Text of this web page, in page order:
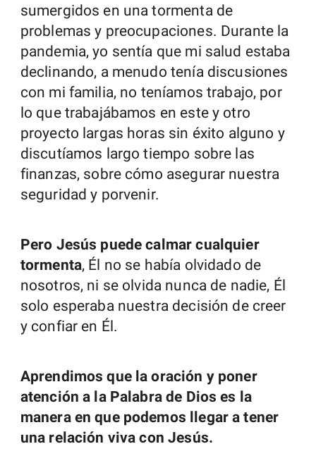
sumergidos en una tormenta de
problemas y preocupaciones. Durante la
pandemia, yo sentía que mi salud estaba
declinando, a menudo tenía discusiones
con mi familia, no teníamos trabajo, por
lo que trabajábamos en este y otro
proyecto largas horas sin éxito alguno y
discutíamos largo tiempo sobre las
finanzas, sobre cómo asegurar nuestra
seguridad y porvenir.
Pero Jesús puede calmar cualquier
tormenta, Él no se había olvidado de
nosotros, ni se olvida nunca de nadie, Él
solo esperaba nuestra decisión de creer
y confiar en Él.
Aprendimos que la oración y poner
atención a la Palabra de Dios es la
manera en que podemos llegar a tener
una relación viva con Jesús.